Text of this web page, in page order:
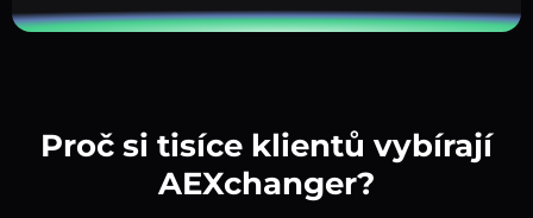
Proč si tisíce klientů vybírají
AEXchanger?